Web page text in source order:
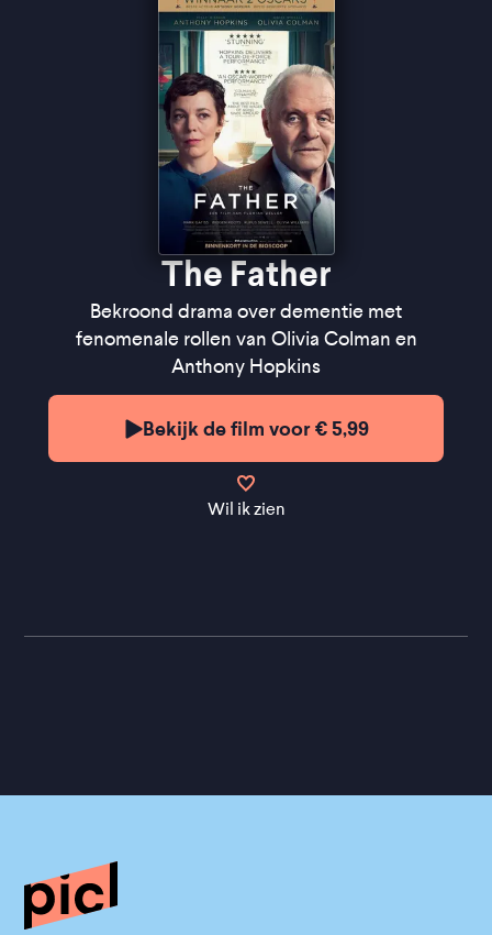
''De film verwart en desoriënteert, en haalt onze
belevingswereld door de mangel'' ★★★★
''Gaandeweg wordt alle logica losgelaten, zodat de
kijker wordt meegenomen in Anthony’s verwarring''
VPRO Cinema
''Virtuoze Anthony Hopkins ontroert'' - Het Parool
The Father
Bekroond drama over dementie met
fenomenale rollen van Olivia Colman en
Anthony Hopkins
Bekijk de film voor € 5,99
Wil ik zien